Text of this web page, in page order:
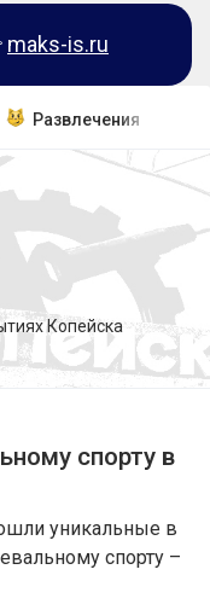
maks-is.ru
Развлечения
Копейска
спорту в
уникальные в
спорту –